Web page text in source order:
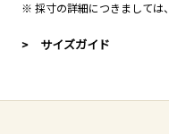
※ 採寸の詳細につきましては、
> サイズガイド